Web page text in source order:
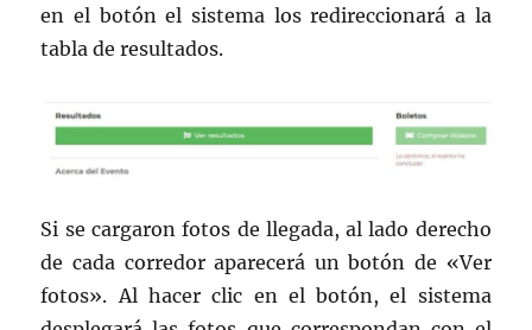
en el botón el sistema los redireccionará a la
tabla de resultados.
Si se cargaron fotos de llegada, al lado derecho
de cada corredor aparecerá un botón de «Ver
fotos». Al hacer clic en el botón, el sistema